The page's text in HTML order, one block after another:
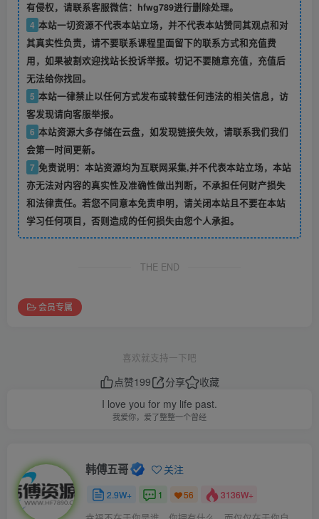
有侵权，请联系客服微信：hfwg789进行删除处理。
4 本站一切资源不代表本站立场，并不代表本站赞同其观点和对
其真实性负责，请不要联系课程里面留下的联系方式和充值费
用，如果被割欢迎找站长投诉举报。切记不要随意充值，充值后
无法给你找回。
5 本站一律禁止以任何方式发布或转载任何违法的相关信息，访
客发现请向客服举报。
6 本站资源大多存储在云盘，如发现链接失效，请联系我们我们
会第一时间更新。
7 免责说明：本站资源均为互联网采集,并不代表本站立场，本站
亦无法对内容的真实性及准确性做出判断，不承担任何财产损失
和法律责任。若您不同意本免责申明，请关闭本站且不要在本站
学习任何项目，否则造成的任何损失由您个人承担。
THE END
会员专属
喜欢就支持一下吧
点赞199 分享
收藏
I love you for my life past.
我爱你，爱了整整一个曾经
韩傅五哥 关注
2.9W+ 1 56 3136W+